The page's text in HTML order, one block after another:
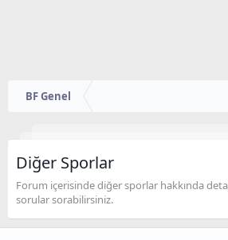
BF Genel
Diğer Sporlar
Forum içerisinde diğer sporlar hakkında
sorular sorabilirsiniz.